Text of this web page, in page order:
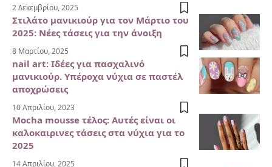
2 Δεκεμβρίου, 2025
Στιλάτο μανικιούρ για τον Μάρτιο του
2025: Νέες τάσεις για την άνοιξη
8 Μαρτίου, 2025
nail art: Ιδέες για πασχαλινό
μανικιούρ. Υπέροχα νύχια σε παστέλ
αποχρώσεις
10 Απριλίου, 2023
Mocha mousse τέλος: Αυτές είναι οι
καλοκαιρινες τάσεις στα νύχια για το
2025
14 Απριλίου, 2025